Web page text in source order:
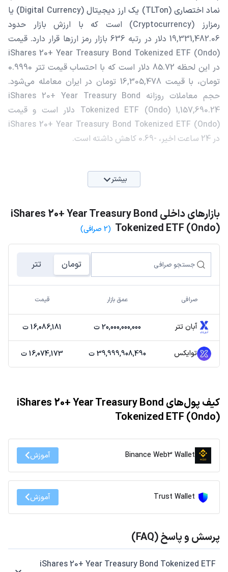
نماد اختصاری (TLTon) یک ارز دیجیتال (Digital Currency) یا
رمزارز (Cryptocurrency) است که با ارزش بازار حدود
19,331,482.06 دلار در رتبه 636 بازار رمز ارزها قرار دارد. قیمت
iShares 20+ Year Treasury Bond Tokenized ETF (Ondo)
در این لحظه 85.72 دلار است که با احتساب قیمت تتر 0.9990
تومان، با قیمت 16,305,478 تومان در ایران معامله می‌شود.
حجم معاملات روزانه iShares 20+ Year Treasury Bond
Tokenized ETF (Ondo) 1,157,690.24 دلار است و قیمت
iShares 20+ Year Treasury Bond Tokenized ETF (Ondo)
در 24 ساعت اخیر، -0.69 کاهش داشته است.
بیشتر
بازارهای داخلی iShares 20+ Year Treasury Bond
Tokenized ETF (Ondo) (2 صرافی)
تومان تتر
صرافی عمق بازار قیمت
آبان تتر 20,000,000,000 ت 16,086,181 ت
توایکس 39,999,908,490 ت 16,074,173 ت
کیف پول‌های iShares 20+ Year Treasury Bond
Tokenized ETF (Ondo)
Binance Web3 Wallet آموزش
Trust Wallet آموزش
پرسش و پاسخ (FAQ)
iShares 20+ Year Treasury Bond Tokenized ETF